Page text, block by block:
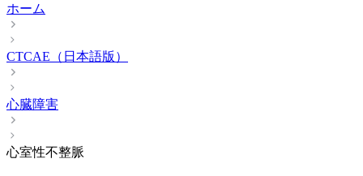
ホーム
CTCAE（日本語版）
心臓障害
心室性不整脈